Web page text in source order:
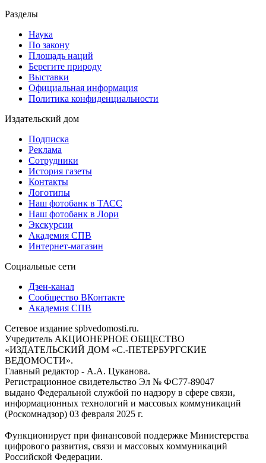
Разделы
Наука
По закону
Площадь наций
Берегите природу
Выставки
Официальная информация
Политика конфиденциальности
Издательский дом
Подписка
Реклама
Сотрудники
История газеты
Контакты
Логотипы
Наш фотобанк в ТАСС
Наш фотобанк в Лори
Экскурсии
Академия СПВ
Интернет-магазин
Социальные сети
Дзен-канал
Сообщество ВКонтакте
Академия СПВ
Сетевое издание spbvedomosti.ru.
Учредитель АКЦИОНЕРНОЕ ОБЩЕСТВО
«ИЗДАТЕЛЬСКИЙ ДОМ «С.-ПЕТЕРБУРГСКИЕ
ВЕДОМОСТИ».
Главный редактор - А.А. Цуканова.
Регистрационное свидетельство Эл № ФС77-89047
выдано Федеральной службой по надзору в сфере связи,
информационных технологий и массовых коммуникаций
(Роскомнадзор) 03 февраля 2025 г.
Функционирует при финансовой поддержке Министерства
цифрового развития, связи и массовых коммуникаций
Российской Федерации.